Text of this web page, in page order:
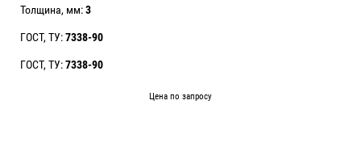
Толщина, мм:3
ГОСТ, ТУ:7338-90
ГОСТ, ТУ:7338-90
Цена по запросу